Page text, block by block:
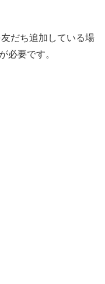
だち追加している場
必要です。